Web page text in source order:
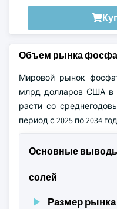
Объем рынка
Мировой рынок
млрд долларов США в
расти со
период с 2025 по 2034
Основные
солей
Размер рынка